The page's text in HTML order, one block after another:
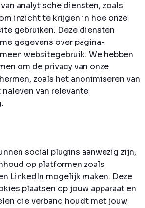
analytische diensten, zoals
inzicht te krijgen in hoe onze
gebruiken. Deze diensten
gegevens over pagina-
websitegebruik. We hebben
om de privacy van onze
zoals het anonimiseren van
van relevante
social plugins aanwezig zijn,
op platformen zoals
LinkedIn mogelijk maken. Deze
plaatsen op jouw apparaat en
die verband houdt met jouw